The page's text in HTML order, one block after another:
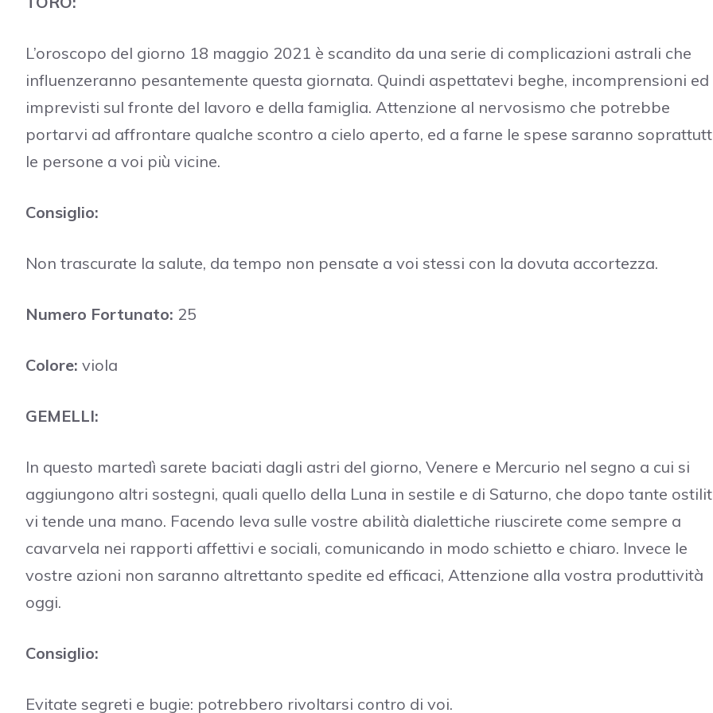
L’oroscopo del giorno 18 maggio 2021 è scandito da una serie di complicazioni astrali che
influenzeranno pesantemente questa giornata. Quindi aspettatevi beghe, incomprensioni ed
imprevisti sul fronte del lavoro e della famiglia. Attenzione al nervosismo che potrebbe
portarvi ad affrontare qualche scontro a cielo aperto, ed a farne le spese saranno
le persone a voi più vicine.
Consiglio:
Non trascurate la salute, da tempo non pensate a voi stessi con la dovuta accortezza.
Numero Fortunato: 25
Colore: viola
GEMELLI:
In questo martedì sarete baciati dagli astri del giorno, Venere e Mercurio nel segno a cui si
aggiungono altri sostegni, quali quello della Luna in sestile e di Saturno, che dopo tante
vi tende una mano. Facendo leva sulle vostre abilità dialettiche riuscirete come sempre a
cavarvela nei rapporti affettivi e sociali, comunicando in modo schietto e chiaro. Invece le
vostre azioni non saranno altrettanto spedite ed efficaci, Attenzione alla vostra produttività
oggi.
Consiglio:
Evitate segreti e bugie: potrebbero rivoltarsi contro di voi.